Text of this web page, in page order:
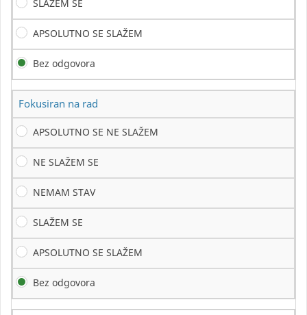
SLAŽEM SE
APSOLUTNO SE SLAŽEM
Bez odgovora
Fokusiran na rad
APSOLUTNO SE NE SLAŽEM
NE SLAŽEM SE
NEMAM STAV
SLAŽEM SE
APSOLUTNO SE SLAŽEM
Bez odgovora